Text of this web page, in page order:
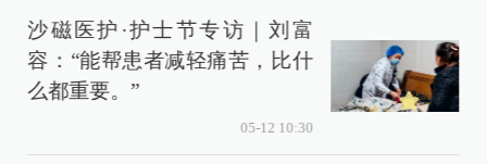
沙磁医护·护士节专访｜刘富
容：“能帮患者减轻痛苦，比什
么都重要。”
05-12 10:30